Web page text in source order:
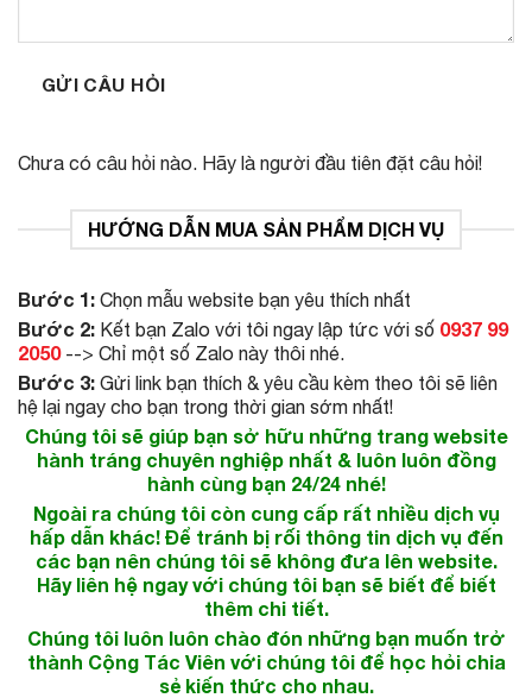
GỬI CÂU HỎI
Chưa có câu hỏi nào. Hãy là người đầu tiên đặt câu hỏi!
HƯỚNG DẪN MUA SẢN PHẨM DỊCH VỤ
Bước 1: Chọn mẫu website bạn yêu thích nhất
Bước 2: Kết bạn Zalo với tôi ngay lập tức với số 0937 99
2050--> Chỉ một số Zalo này thôi nhé.
Bước 3: Gửi link bạn thích & yêu cầu kèm theo tôi sẽ liên
hệ lại ngay cho bạn trong thời gian sớm nhất!
Chúng tôi sẽ giúp bạn sở hữu những trang website
hành tráng chuyên nghiệp nhất & luôn luôn đồng
hành cùng bạn 24/24 nhé!
Ngoài ra chúng tôi còn cung cấp rất nhiều dịch vụ
hấp dẫn khác! Để tránh bị rối thông tin dịch vụ đến
các bạn nên chúng tôi sẽ không đưa lên website.
Hãy liên hệ ngay với chúng tôi bạn sẽ biết để biết
thêm chi tiết.
Chúng tôi luôn luôn chào đón những bạn muốn trở
thành Cộng Tác Viên với chúng tôi để học hỏi chia
sẻ kiến thức cho nhau.